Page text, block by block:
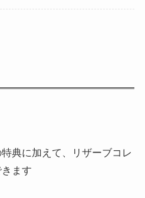
典に加えて、リザーブコレ
ます